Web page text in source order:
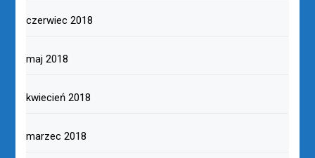
czerwiec 2018
maj 2018
kwiecień 2018
marzec 2018